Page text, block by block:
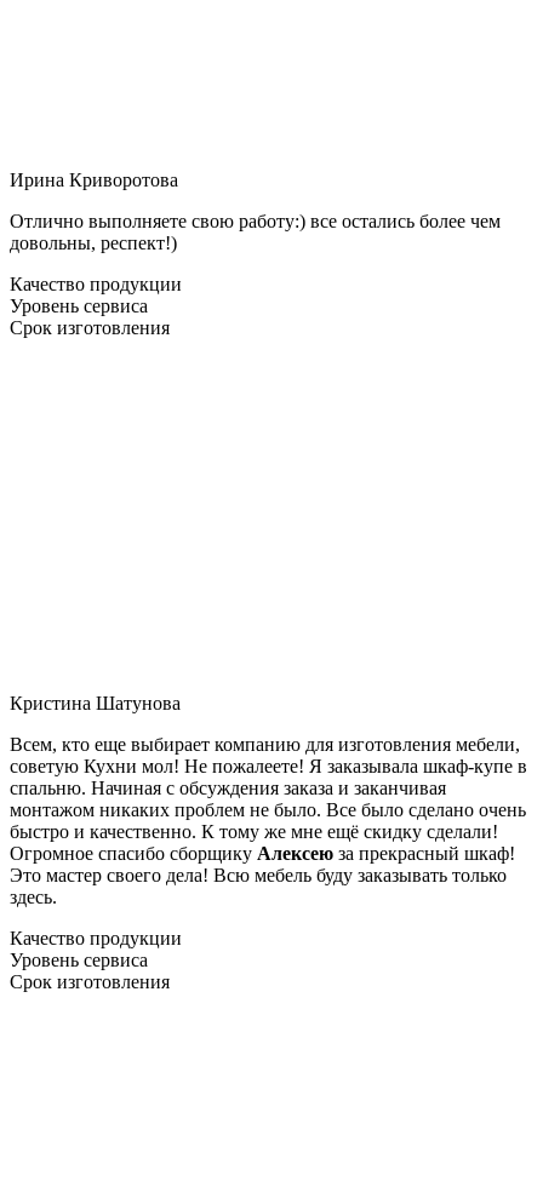
Ирина Криворотова
Отлично выполняете свою работу:) все остались более чем
довольны, респект!)
Качество продукции
Уровень сервиса
Срок изготовления
Кристина Шатунова
Всем, кто еще выбирает компанию для изготовления мебели,
советую Кухни мол! Не пожалеете! Я заказывала шкаф-купе в
спальню. Начиная с обсуждения заказа и заканчивая
монтажом никаких проблем не было. Все было сделано очень
быстро и качественно. К тому же мне ещё скидку сделали!
Огромное спасибо сборщику Алексею за прекрасный шкаф!
Это мастер своего дела! Всю мебель буду заказывать только
здесь.
Качество продукции
Уровень сервиса
Срок изготовления